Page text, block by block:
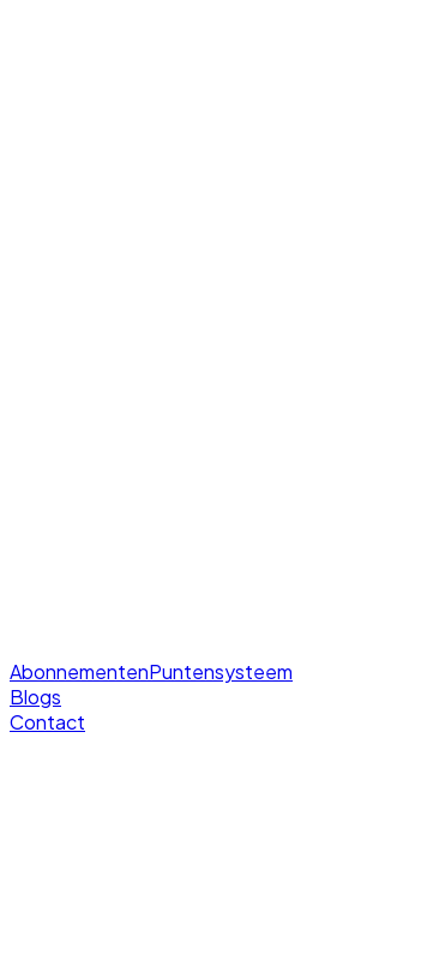
AbonnementenPuntensysteem
Blogs
Contact